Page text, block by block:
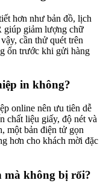
hơn như bản đồ, lịch
giúp giảm lượng chữ
cần thử quét trên
ổn trước khi gửi hàng
in không?
online nên ưu tiên dễ
chất liệu giấy, độ nét và
một bản điện tử gọn
hơn cho khách mời đặc
mà không bị rối?